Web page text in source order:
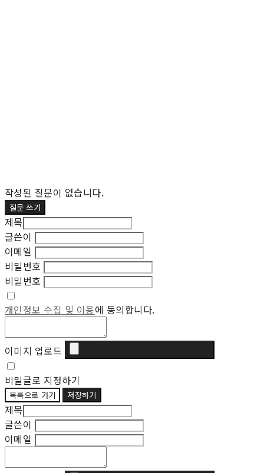
작성된 질문이 없습니다.
질문 쓰기
제목
글쓴이
이메일
비밀번호
비밀번호
개인정보 수집 및 이용에 동의합니다.
이미지 업로드
비밀글로 지정하기
목록으로 가기 저장하기
제목
글쓴이
이메일